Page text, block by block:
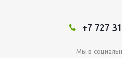
+7 727
Мы в